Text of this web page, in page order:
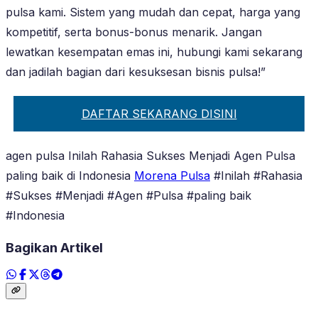
pulsa kami. Sistem yang mudah dan cepat, harga yang
kompetitif, serta bonus-bonus menarik. Jangan
lewatkan kesempatan emas ini, hubungi kami sekarang
dan jadilah bagian dari kesuksesan bisnis pulsa!”
DAFTAR SEKARANG DISINI
agen pulsa Inilah Rahasia Sukses Menjadi Agen Pulsa
paling baik di Indonesia Morena Pulsa #Inilah #Rahasia
#Sukses #Menjadi #Agen #Pulsa #paling baik
#Indonesia
Bagikan Artikel